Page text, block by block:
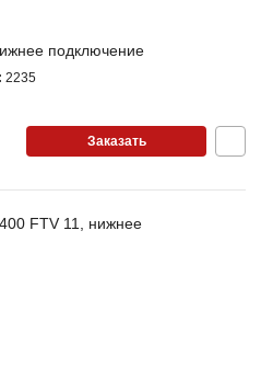
подключение
2235
Заказать